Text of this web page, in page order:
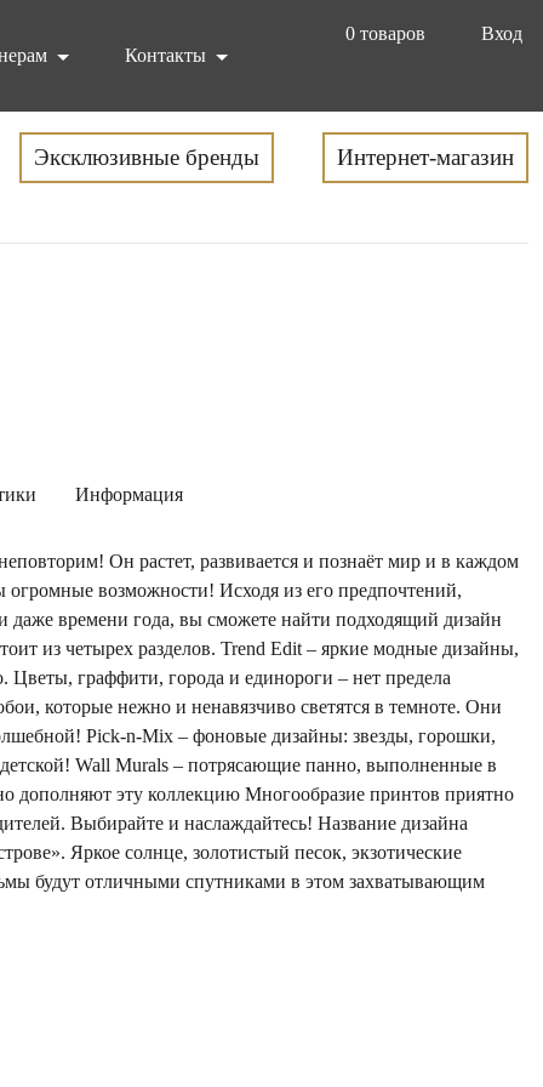
0 товаров
Вход
Контакты
Эксклюзивные бренды Интернет-магазин
Информация
Он растет, развивается и познаёт мир и в каждом
огромные возможности! Исходя из его предпочтений,
времени года, вы сможете найти подходящий дизайн
из четырех разделов. Trend Edit – яркие модные дизайны,
Цветы, граффити, города и единороги – нет предела
которые нежно и ненавязчиво светятся в темноте. Они
Pick-n-Mix – фоновые дизайны: звезды, горошки,
детской! Wall Murals – потрясающие панно, выполненные в
дополняют эту коллекцию Многообразие принтов приятно
Выбирайте и наслаждайтесь! Название дизайна
Яркое солнце, золотистый песок, экзотические
будут отличными спутниками в этом захватывающим